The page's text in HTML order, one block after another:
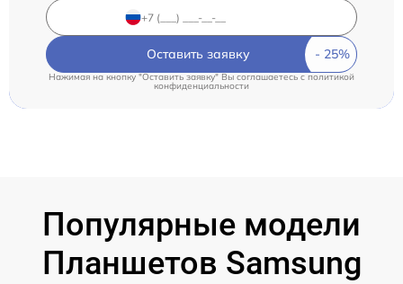
Оставить заявку
Нажимая на кнопку "Оставить заявку" Вы соглашаетесь c политикой
конфиденциальности
Популярные модели
Планшетов Samsung